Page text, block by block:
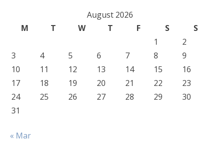
August 2026
M
T W T F S
S
1
2
3
4 5 6 7 8
9
10
11 12 13 14 15
16
17
18 19 20 21 22
23
24
25 26 27 28 29
30
31
« Mar